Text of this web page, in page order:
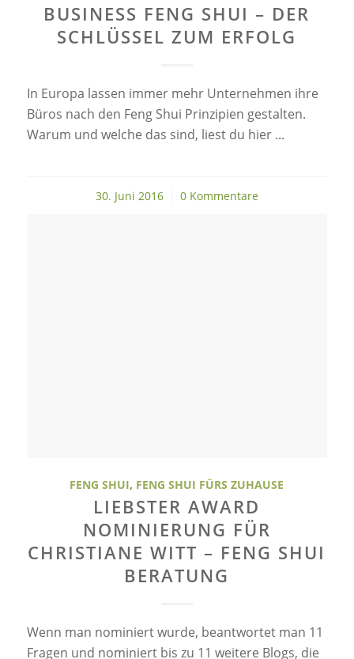
BUSINESS FENG SHUI – DER
SCHLÜSSEL ZUM ERFOLG
In Europa lassen immer mehr Unternehmen ihre
Büros nach den Feng Shui Prinzipien gestalten.
Warum und welche das sind, liest du hier ...
30. Juni 2016
/ 0 Kommentare
FENG SHUI, FENG SHUI FÜRS ZUHAUSE
LIEBSTER AWARD
NOMINIERUNG FÜR
CHRISTIANE WITT – FENG SHUI
BERATUNG
Wenn man nominiert wurde, beantwortet man 11
Fragen und nominiert bis zu 11 weitere Blogs, die